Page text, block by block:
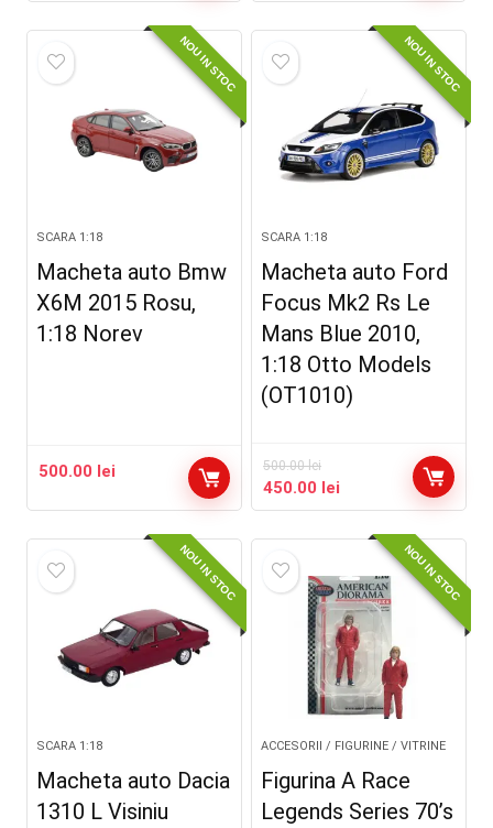
NOU IN STOC
SCARA 1:18
Macheta auto Bmw
X6M 2015 Rosu,
1:18 Norev
500.00 lei
NOU IN STOC
SCARA 1:18
Macheta auto Ford
Focus Mk2 Rs Le
Mans Blue 2010,
1:18 Otto Models
(OT1010)
500.00lei
Prețul
inițial
500.00 lei.
450.00 lei
curent
este:
450.00 lei.
NOU IN STOC
SCARA 1:18
Macheta auto Dacia
1310 L Visiniu
NOU IN STOC
ACCESORII / FIGURINE / VITRINE
Figurina A Race
Legends Series 70’s